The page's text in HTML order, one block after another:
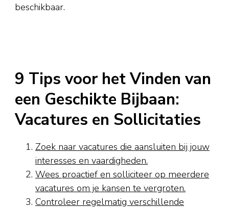
beschikbaar.
9 Tips voor het Vinden van
een Geschikte Bijbaan:
Vacatures en Sollicitaties
Zoek naar vacatures die aansluiten bij jouw
interesses en vaardigheden.
Wees proactief en solliciteer op meerdere
vacatures om je kansen te vergroten.
Controleer regelmatig verschillende